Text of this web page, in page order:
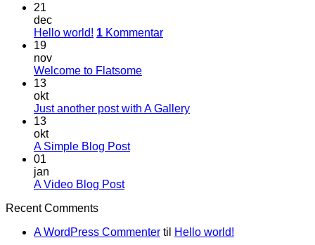
21
dec
Hello world! 1 Kommentar
19
nov
Welcome to Flatsome
13
okt
Just another post with A Gallery
13
okt
A Simple Blog Post
01
jan
A Video Blog Post
Recent Comments
A WordPress Commenter til
Hello world!